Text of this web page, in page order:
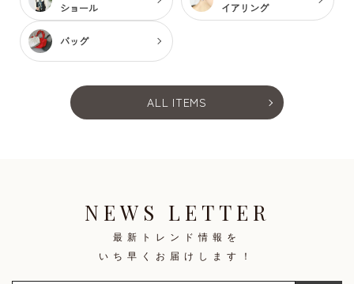
ショール
イアリング
バッグ
ALL ITEMS
NEWS LETTER
最新トレンド情報を
いち早くお届けします！